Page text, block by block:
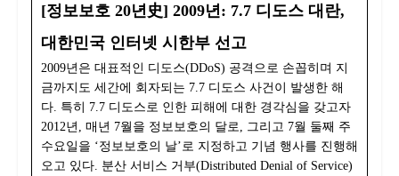
[정보보호 20년史] 2009년: 7.7 디도스 대란,
대한민국 인터넷 시한부 선고
2009년은 대표적인 디도스(DDoS) 공격으로 손꼽히며 지
금까지도 세간에 회자되는 7.7 디도스 사건이 발생한 해
다. 특히 7.7 디도스로 인한 피해에 대한 경각심을 갖고자
2012년, 매년 7월을 정보보호의 달로, 그리고 7월 둘째 주
수요일을 ‘정보보호의 날’로 지정하고 기념 행사를 진행해
오고 있다. 분산 서비스 거부(Distributed Denial of Service)